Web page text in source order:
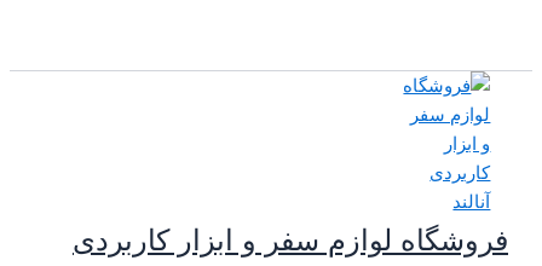
فروشگاه لوازم سفر و ابزار کاربردی